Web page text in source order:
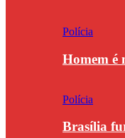
Polícia
Homem é
Polícia
Brasília